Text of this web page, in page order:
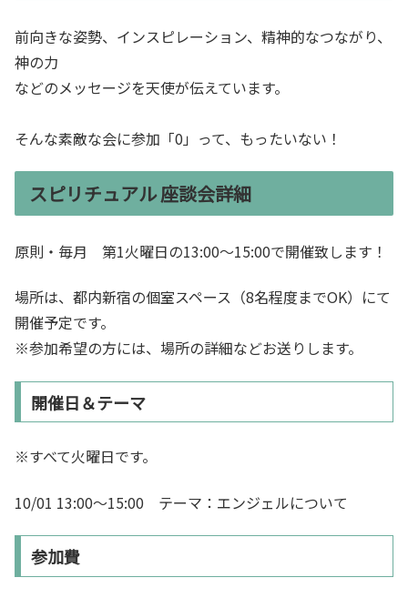
前向きな姿勢、インスピレーション、精神的なつながり、
神の力
などのメッセージを天使が伝えています。
そんな素敵な会に参加「0」って、もったいない！
スピリチュアル 座談会詳細
原則・毎月 第1火曜日の13:00～15:00で開催致します！
場所は、都内新宿の個室スペース（8名程度までOK）にて
開催予定です。
※参加希望の方には、場所の詳細などお送りします。
開催日＆テーマ
※すべて火曜日です。
10/01 13:00～15:00 テーマ：エンジェルについて
参加費